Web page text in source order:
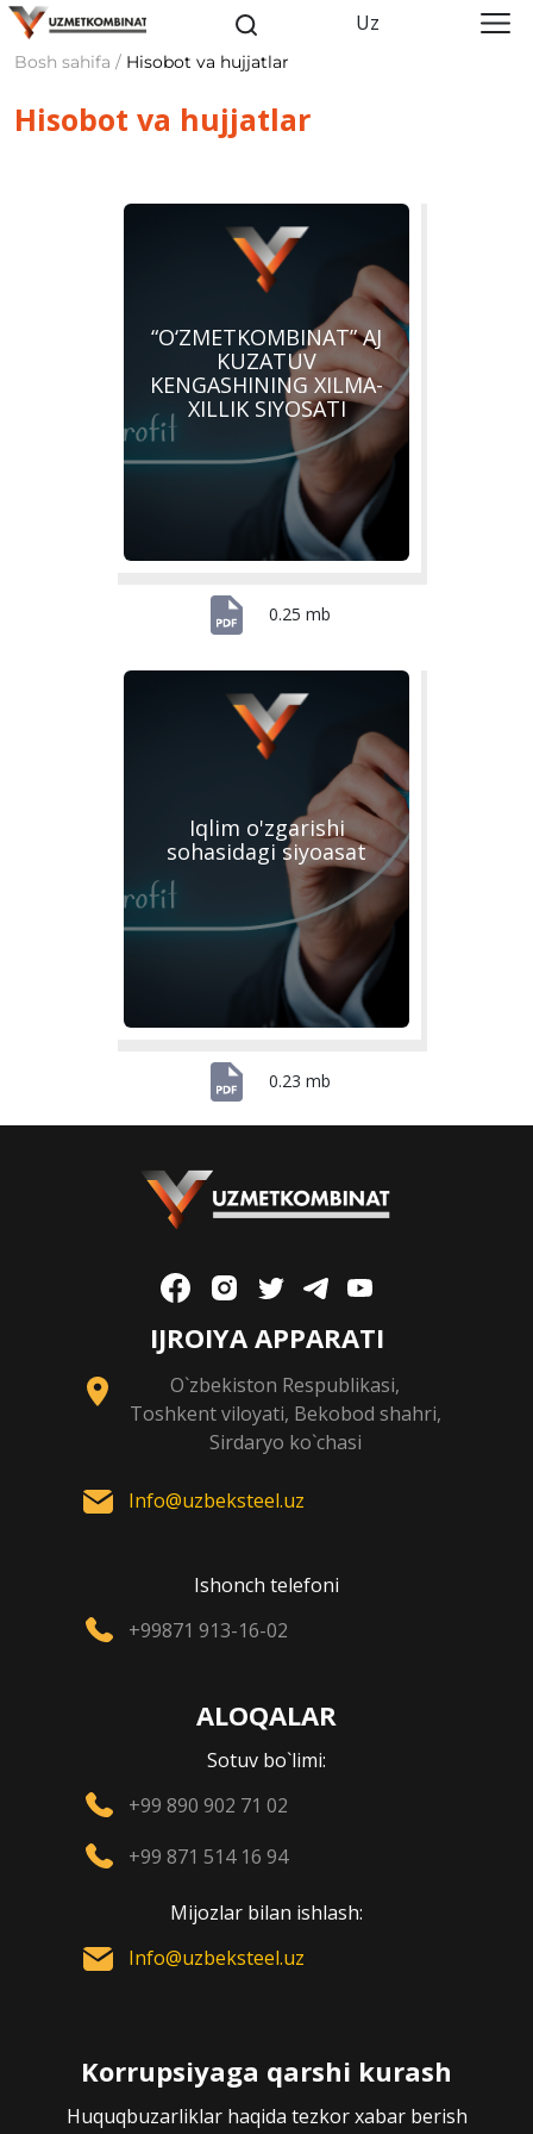
Uz
Bosh sahifa / Hisobot va hujjatlar
Hisobot va hujjatlar
“O‘ZMETKOMBINAT” AJ
KUZATUV
KENGASHINING XILMA-
XILLIK SIYOSATI
0.25 mb
Iqlim o'zgarishi
sohasidagi siyoasat
0.23 mb
IJROIYA APPARATI
O`zbekiston Respublikasi,
Toshkent viloyati, Bekobod shahri,
Sirdaryo ko`chasi
Info@uzbeksteel.uz
Ishonch telefoni
+99871 913-16-02
ALOQALAR
Sotuv bo`limi:
+99 890 902 71 02
+99 871 514 16 94
Mijozlar bilan ishlash:
Info@uzbeksteel.uz
Korrupsiyaga qarshi kurash
Huquqbuzarliklar haqida tezkor xabar berish